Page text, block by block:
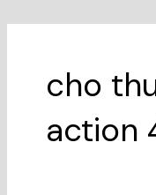
cho
action